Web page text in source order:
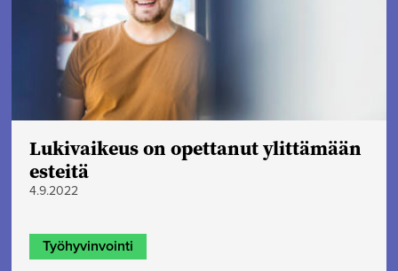
Lukivaikeus on opettanut ylittämään
esteitä
4.9.2022
Työhyvinvointi